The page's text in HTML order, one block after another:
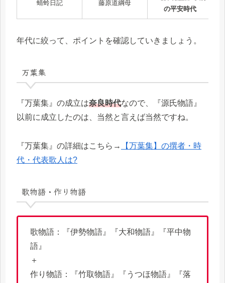
蜻蛉日記 藤原道綱母
の平安時代
年代に絞って、ポイントを確認していきましょう。
万葉集
『万葉集』の成立は奈良時代なので、『源氏物語』
以前に成立したのは、当然と言えば当然ですね。
『万葉集』の詳細はこちら→
【万葉集】の撰者・時
代・代表歌人は?
歌物語・作り物語
歌物語：『伊勢物語』『大和物語』『平中物
語』
＋
作り物語：『竹取物語』『うつほ物語』『落